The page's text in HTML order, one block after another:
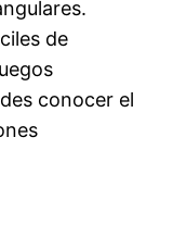
de
conocer el